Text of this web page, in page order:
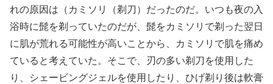
れの原因は（カミソリ（剃刀）だったのだ。いつも夜の入
浴時に髭を剃っていたのだが、髭をカミソリで剃った翌日
に肌が荒れる可能性が高いことから、カミソリで肌を痛め
ていると考えていた。そこで、刃の多い剃刀を使用した
り、シェービングジェルを使用したり、ひげ剃り後は軟膏